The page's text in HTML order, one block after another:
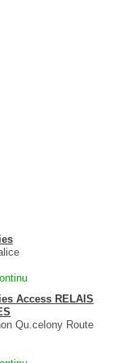
Access RELAIS
Qu.celony Route